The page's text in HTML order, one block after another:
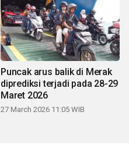
Puncak arus balik di Merak
diprediksi terjadi pada 28-29
Maret 2026
27 March 2026 11:05 WIB